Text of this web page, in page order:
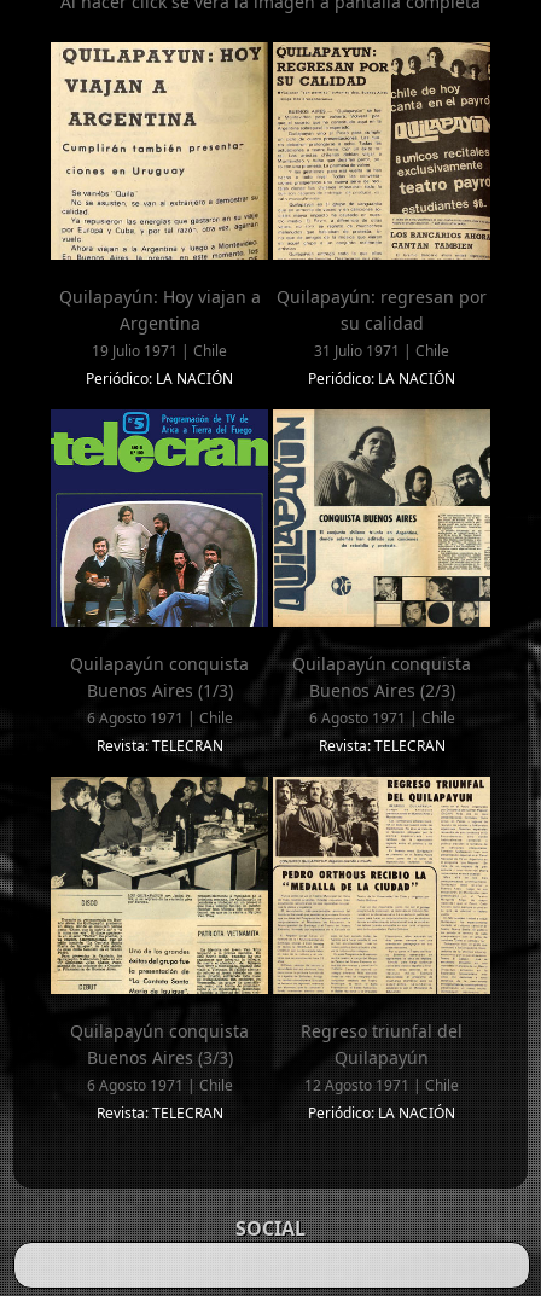
Quilapayún: Hoy viajan a
Argentina
19 Julio 1971 | Chile
Periódico: LA NACIÓN
Quilapayún: regresan por
su calidad
31 Julio 1971 | Chile
Periódico: LA NACIÓN
Quilapayún conquista
Buenos Aires (1/3)
6 Agosto 1971 | Chile
Revista: TELECRAN
Quilapayún conquista
Buenos Aires (2/3)
6 Agosto 1971 | Chile
Revista: TELECRAN
Quilapayún conquista
Buenos Aires (3/3)
6 Agosto 1971 | Chile
Revista: TELECRAN
Regreso triunfal del
Quilapayún
12 Agosto 1971 | Chile
Periódico: LA NACIÓN
SOCIAL